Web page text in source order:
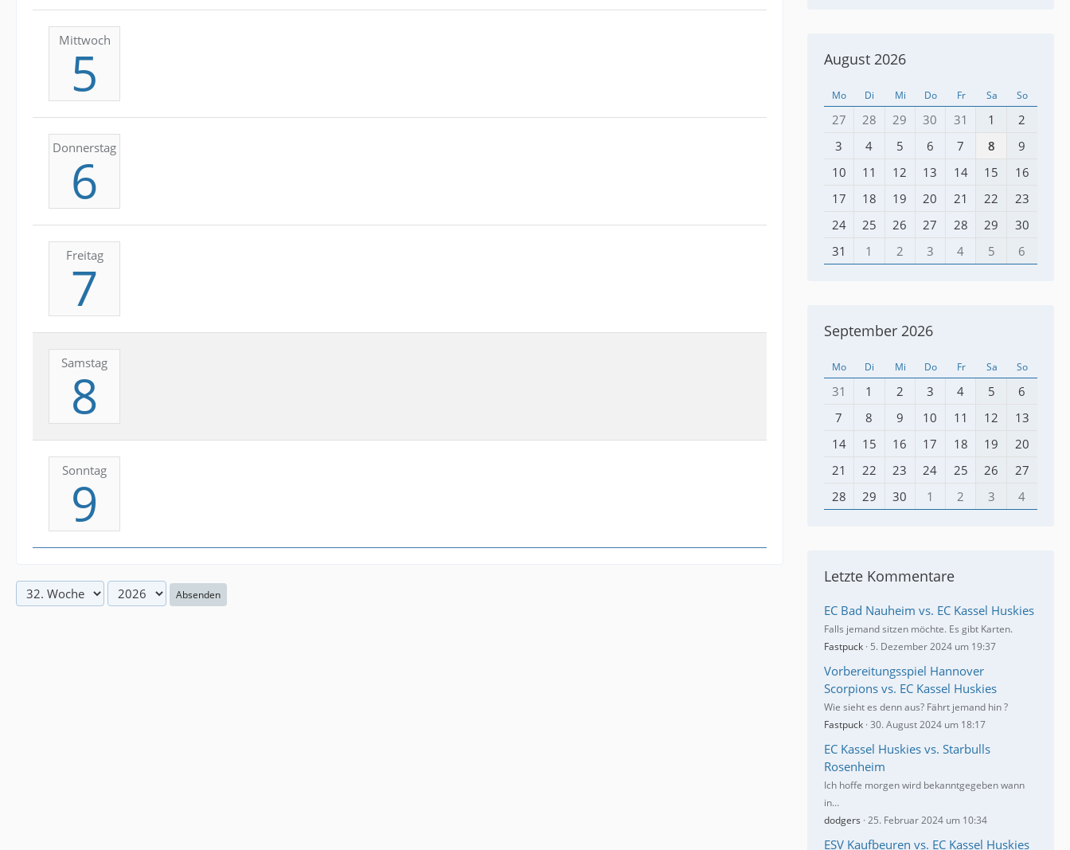
Mittwoch
5
Donnerstag
6
Freitag
7
Samstag
8
Sonntag
9
Absenden
August 2026
Mo Di Mi Do Fr Sa So
27 28 29 30 31 1
2
3
4 5 6 7 8
9
10
11 12 13 14 15
16
17
18 19 20 21 22
23
24
25 26 27 28 29
30
31
1 2 3 4 5 6
September 2026
Mo Di Mi Do Fr Sa So
31 1 2 3 4 5
6
7
8 9 10 11 12
13
14
15 16 17 18 19
20
21
22 23 24 25 26
27
28
29 30 1 2 3 4
Letzte Kommentare
EC Bad Nauheim vs. EC Kassel Huskies
Falls jemand sitzen möchte. Es gibt Karten.
Fastpuck 5. Dezember 2024 um 19:37
Vorbereitungsspiel Hannover
Scorpions vs. EC Kassel Huskies
Wie sieht es denn aus? Fährt jemand hin ?
Fastpuck 30. August 2024 um 18:17
EC Kassel Huskies vs. Starbulls
Rosenheim
Ich hoffe morgen wird bekanntgegeben wann
in…
dodgers 25. Februar 2024 um 10:34
ESV Kaufbeuren vs. EC Kassel Huskies